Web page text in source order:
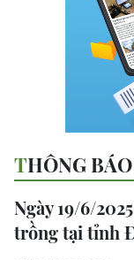
THÔNG
Ngày 19/6/
trồng tại tỉnh